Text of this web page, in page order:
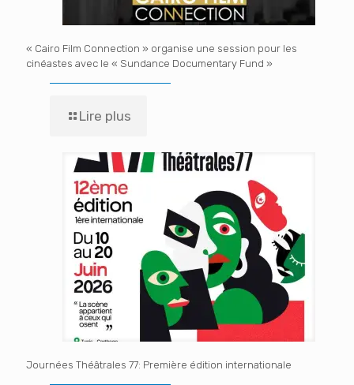
« Cairo Film Connection » organise une session pour les
cinéastes avec le « Sundance Documentary Fund »
Lire plus
Journées Théâtrales 77: Première édition internationale